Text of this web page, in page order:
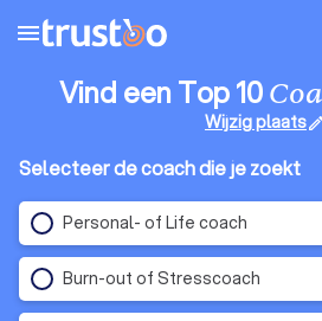
menu
Vind een Top 10
Wijzig plaatsedit
Selecteer de coach die je zoekt
Personal- of Life coach
Burn-out of Stresscoach